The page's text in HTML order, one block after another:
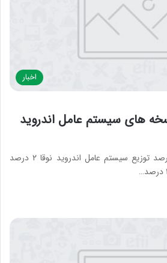
اخبار
های سیستم عامل اندروید
نسبت به دو ماه گذشته درصد توزیع سیستم عامل اندروید نوقا ۲ درصد